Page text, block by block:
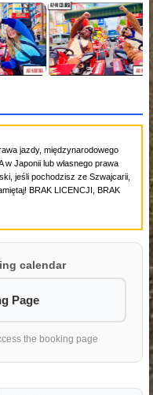
jazdy, międzynarodowego
w Japonii lub własnego prawa
jeśli pochodzisz ze Szwajcarii,
BRAK LICENCJI, BRAK
calendar
Page
the booking page